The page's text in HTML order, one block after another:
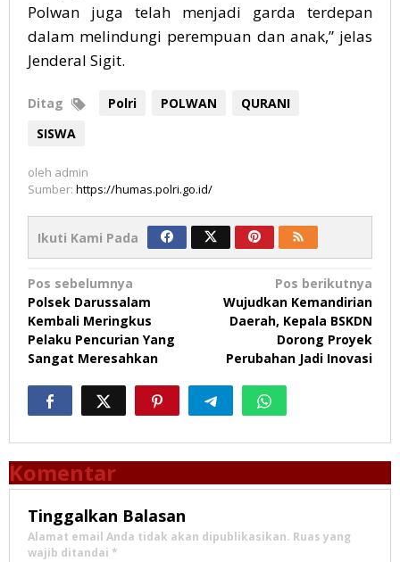
Polwan juga telah menjadi garda terdepan
dalam melindungi perempuan dan anak,” jelas
Jenderal Sigit.
Ditag Polri POLWAN
QURANI
SISWA
oleh admin
Sumber: https://humas.polri.go.id/
Ikuti Kami Pada
Navigasi
pos
Pos sebelumnya
Polsek Darussalam
Kembali Meringkus
Pelaku Pencurian Yang
Sangat Meresahkan
Pos berikutnya
Wujudkan Kemandirian
Daerah, Kepala BSKDN
Dorong Proyek
Perubahan Jadi Inovasi
Komentar
Tinggalkan Balasan
Alamat email Anda tidak akan dipublikasikan. Ruas yang
wajib ditandai *